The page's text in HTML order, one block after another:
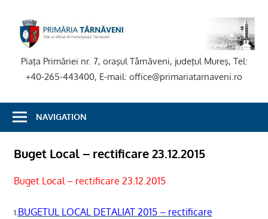
content
Piaţa Primăriei nr. 7, oraşul Târnăveni, judeţul Mureş, Tel:
+40-265-443400, E-mail: office@primariatarnaveni.ro
NAVIGATION
Buget Local – rectificare 23.12.2015
Buget Local – rectificare 23.12.2015
1.BUGETUL LOCAL DETALIAT 2015 – rectificare